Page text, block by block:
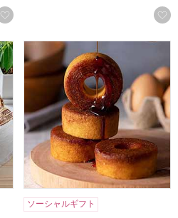
お気に入りに登録する
10]【年間ギフト】
森の庭 焦がしキャラメルが
ソーシャルギフト